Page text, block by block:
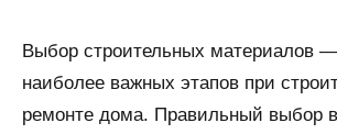
Выбор строительных материалов
наиболее важных этапов при
ремонте дома. Правильный выбор